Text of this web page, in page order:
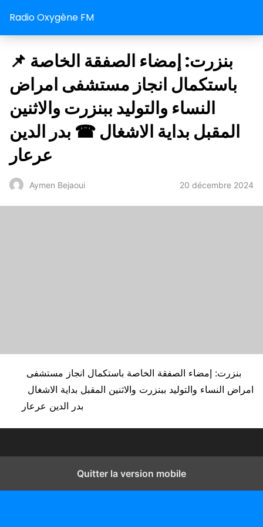
Radio Oxygène FM
📌 بنزرت: إمضاء الصفقة الخاصة
باستكمال انجاز مستشفى امراض
النساء والتوليد ببنزرت والاثنين
المقبل بداية الاشغال ☎ بدر الدين
عرعار
Aymen Bejaoui 20 décembre 2024
بنزرت: إمضاء الصفقة الخاصة باستكمال انجاز مستشفى
امراض النساء والتوليد ببنزرت والاثنين المقبل بداية الاشغال
بدر الدين عرعار
Quitter la version mobile